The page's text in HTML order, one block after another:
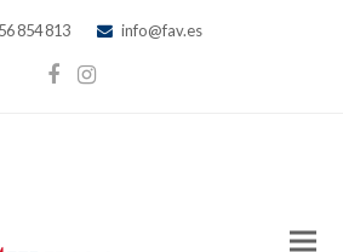
854 813 info@fav.es
Facebook
Instagram